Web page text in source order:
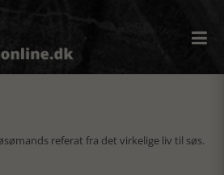
referat fra det virkelige liv til søs.